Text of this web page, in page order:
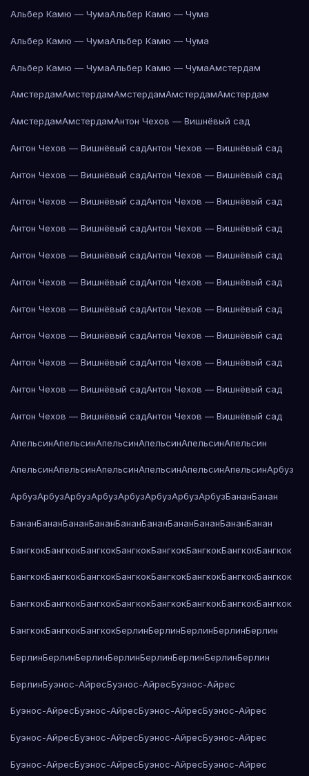
Альбер Камю — ЧумаАльбер Камю — Чума
Альбер Камю — ЧумаАльбер Камю — Чума
Альбер Камю — ЧумаАльбер Камю — ЧумаАмстердам
АмстердамАмстердамАмстердамАмстердамАмстердам
АмстердамАмстердамАнтон Чехов — Вишнёвый сад
Антон Чехов — Вишнёвый садАнтон Чехов — Вишнёвый сад
Антон Чехов — Вишнёвый садАнтон Чехов — Вишнёвый сад
Антон Чехов — Вишнёвый садАнтон Чехов — Вишнёвый сад
Антон Чехов — Вишнёвый садАнтон Чехов — Вишнёвый сад
Антон Чехов — Вишнёвый садАнтон Чехов — Вишнёвый сад
Антон Чехов — Вишнёвый садАнтон Чехов — Вишнёвый сад
Антон Чехов — Вишнёвый садАнтон Чехов — Вишнёвый сад
Антон Чехов — Вишнёвый садАнтон Чехов — Вишнёвый сад
Антон Чехов — Вишнёвый садАнтон Чехов — Вишнёвый сад
Антон Чехов — Вишнёвый садАнтон Чехов — Вишнёвый сад
Антон Чехов — Вишнёвый садАнтон Чехов — Вишнёвый сад
АпельсинАпельсинАпельсинАпельсинАпельсинАпельсин
АпельсинАпельсинАпельсинАпельсинАпельсинАпельсинАрбуз
АрбузАрбузАрбузАрбузАрбузАрбузАрбузАрбузБананБанан
БананБананБананБананБананБананБананБананБананБанан
БангкокБангкокБангкокБангкокБангкокБангкокБангкокБангкок
БангкокБангкокБангкокБангкокБангкокБангкокБангкокБангкок
БангкокБангкокБангкокБангкокБангкокБангкокБангкокБангкок
БангкокБангкокБангкокБерлинБерлинБерлинБерлинБерлин
БерлинБерлинБерлинБерлинБерлинБерлинБерлинБерлин
БерлинБуэнос-АйресБуэнос-АйресБуэнос-Айрес
Буэнос-АйресБуэнос-АйресБуэнос-АйресБуэнос-Айрес
Буэнос-АйресБуэнос-АйресБуэнос-АйресБуэнос-Айрес
Буэнос-АйресБуэнос-АйресБуэнос-АйресБуэнос-Айрес